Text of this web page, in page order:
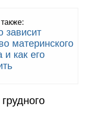
зависит
материнского
и как его